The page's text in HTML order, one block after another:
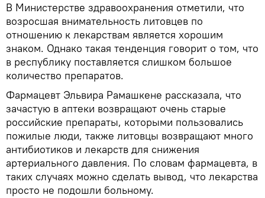
В Министерстве здравоохранения отметили, что
возросшая внимательность литовцев по
отношению к лекарствам является хорошим
знаком. Однако такая тенденция говорит о том, что
в республику поставляется слишком большое
количество препаратов.
Фармацевт Эльвира Рамашкене рассказала, что
зачастую в аптеки возвращают очень старые
российские препараты, которыми пользовались
пожилые люди, также литовцы возвращают много
антибиотиков и лекарств для снижения
артериального давления. По словам фармацевта, в
таких случаях можно сделать вывод, что лекарства
просто не подошли больному.